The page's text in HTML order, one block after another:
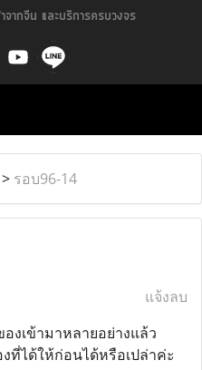
ากจีน และบริการครบวงจร
> รอบ96-14
แจ้งลบ
งเข้ามาหลายอย่างแล้ว
ที่ได้ให้ก่อนได้หรือเปล่าค่ะ